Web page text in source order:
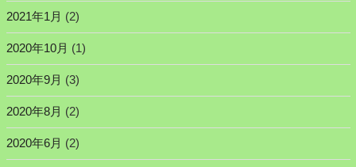
2021年1月 (2)
2020年10月 (1)
2020年9月 (3)
2020年8月 (2)
2020年6月 (2)